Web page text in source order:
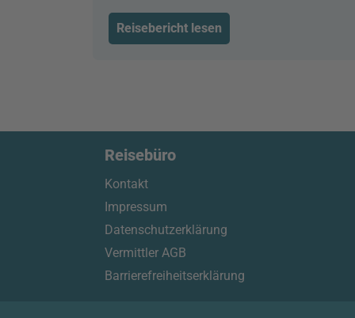
Reisebericht lesen
Reisebüro
Kontakt
Impressum
Datenschutzerklärung
Vermittler AGB
Barrierefreiheitserklärung